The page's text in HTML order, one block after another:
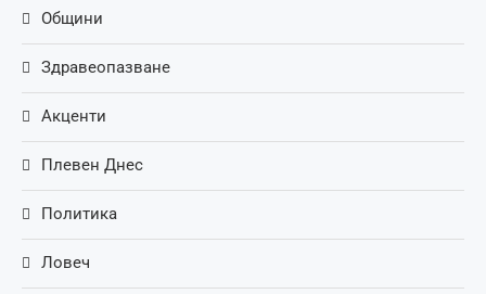
Общини
Здравеопазване
Акценти
Плевен Днес
Политика
Ловеч